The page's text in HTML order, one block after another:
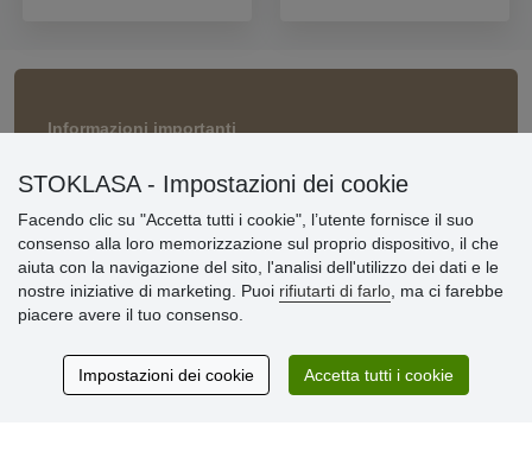
Informazioni importanti
» Termini & Condizioni
» Informativa sulla Privacy
» Consegna e pagamento
» Garanzia e resi
» Programma fedeltà
Recensioni
dei clienti
STOKLASA - Impostazioni dei cookie
Facendo clic su "Accetta tutti i cookie", l’utente fornisce il suo
consenso alla loro memorizzazione sul proprio dispositivo, il che
aiuta con la navigazione del sito, l'analisi dell'utilizzo dei dati e le
nostre iniziative di marketing. Puoi rifiutarti di farlo , ma ci farebbe
piacere avere il tuo consenso.
Impostazioni dei cookie Accetta tutti i cookie